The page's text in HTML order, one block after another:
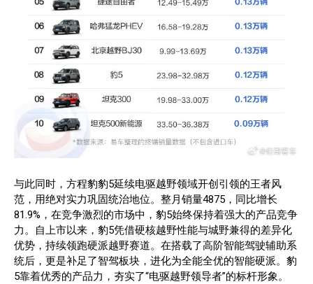
与此同时，方程豹豹5延续电驱越野领域开创引领的王者风
范，用绝对实力巩固统治地位。整月销量4875，同比增长
81.9%，在竞争激烈的市场中，豹5始终保持着强大的产品竞争
力。自上市以来，豹5凭借硬核越野性能与城野兼得的差异化
优势，持续领跑硬派越野赛道。在搭载了高阶智能驾驶辅助系
统后，更是补足了智驾板块，进化为全能全优的智能硬派。豹
5靠着优秀的产品力，夯实了“电驱越野领导者”的标杆形象。